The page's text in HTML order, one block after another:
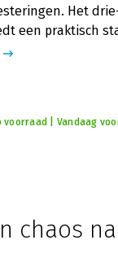
Het
een praktisch
voorraad | Vandaag
chaos